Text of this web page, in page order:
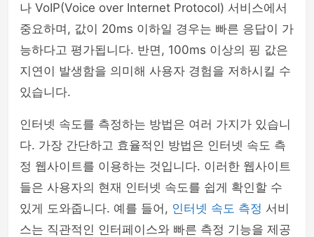
나 VoIP(Voice over Internet Protocol) 서비스에서
중요하며, 값이 20ms 이하일 경우는 빠른 응답이 가
능하다고 평가됩니다. 반면, 100ms 이상의 핑 값은
지연이 발생함을 의미해 사용자 경험을 저하시킬 수
있습니다.
인터넷 속도를 측정하는 방법은 여러 가지가 있습니
다. 가장 간단하고 효율적인 방법은 인터넷 속도 측
정 웹사이트를 이용하는 것입니다. 이러한 웹사이트
들은 사용자의 현재 인터넷 속도를 쉽게 확인할 수
있게 도와줍니다. 예를 들어, 인터넷 속도 측정 서비
스는 직관적인 인터페이스와 빠른 측정 기능을 제공